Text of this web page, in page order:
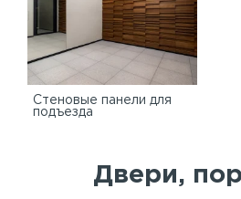
Стеновые панели для
подъезда
Двери,